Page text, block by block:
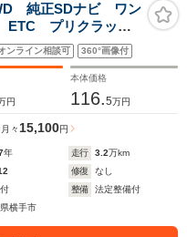
純正SDナビ ワン
プリクラッシ
プ 前後ドライブレ
トライト オートマ
ンライン相談可 360°画像付
円
本体価格
116.5万円
月々15,100円
年 走行 3.2万km
修復
なし
整備
法定整備付
横手市